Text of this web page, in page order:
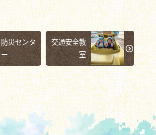
防災センタ
ー
交通安全教
室